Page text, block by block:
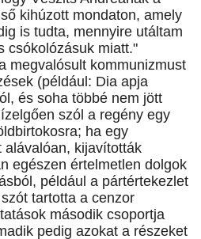
kihúzott mondaton, amely
is tudta, mennyire utáltam
csókolózásuk miatt."
megvalósult kommunizmust
(például: Dia apja
és soha többé nem jött
szól a regény egy
ha egy
alávalóan, kijavították
egészen értelmetlen dolgok
például a pártértekezlet
tartotta a cenzor
második csoportja
pedig azokat a részeket